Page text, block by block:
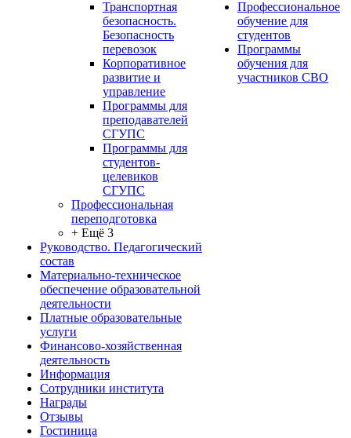
Транспортная
безопасность.
Безопасность
перевозок
Корпоративное
развитие и
управление
Программы для
преподавателей
СГУПС
Программы для
студентов-
целевиков
СГУПС
Профессиональная
переподготовка
+ Ещё 3
Руководство. Педагогический
состав
Материально-техническое
обеспечение образовательной
деятельности
Платные образовательные
услуги
Финансово-хозяйственная
деятельность
Информация
Сотрудники института
Награды
Отзывы
Гостиница
Профессиональное
обучение для
студентов
Программы
обучения для
участников СВО